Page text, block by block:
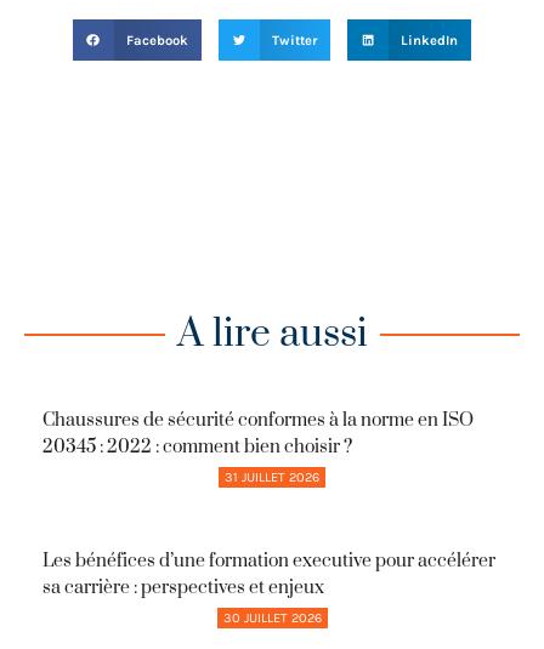
Facebook Twitter LinkedIn
A lire aussi
Chaussures de sécurité conformes à la norme en ISO
20345 : 2022 : comment bien choisir ?
31 JUILLET 2026
Les bénéfices d’une formation executive pour accélérer
sa carrière : perspectives et enjeux
30 JUILLET 2026